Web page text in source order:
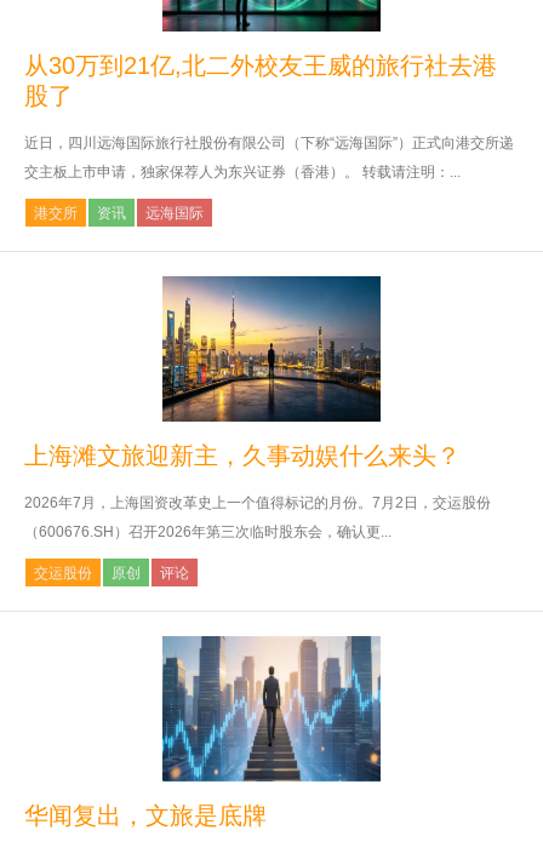
从30万到21亿,北二外校友王威的旅行社去港
股了
近日，四川远海国际旅行社股份有限公司（下称“远海国际”）正式向港交所递
交主板上市申请，独家保荐人为东兴证券（香港）。 转载请注明：...
港交所 资讯 远海国际
上海滩文旅迎新主，久事动娱什么来头？
2026年7月，上海国资改革史上一个值得标记的月份。7月2日，交运股份
（600676.SH）召开2026年第三次临时股东会，确认更...
交运股份 原创 评论
华闻复出，文旅是底牌